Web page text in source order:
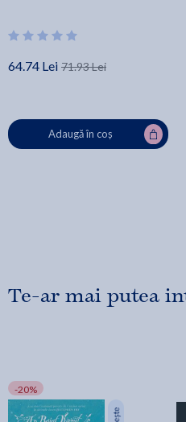
64.74 Lei 71.93 Lei
Adaugă în coș
Te-ar mai putea
-20%